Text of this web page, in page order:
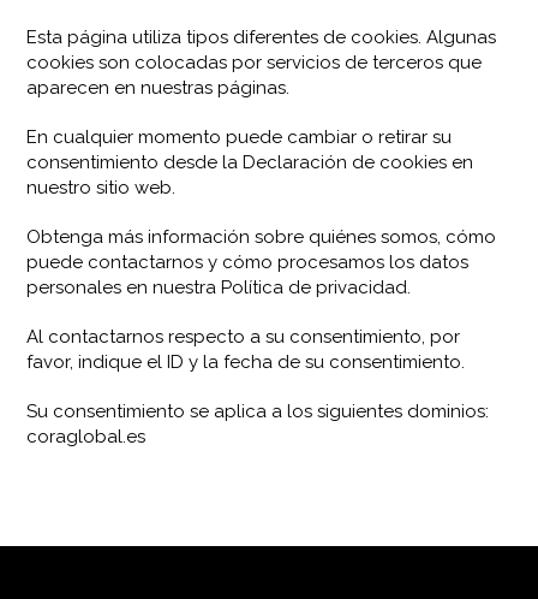
Esta página utiliza tipos diferentes de cookies. Algunas
cookies son colocadas por servicios de terceros que
aparecen en nuestras páginas.
En cualquier momento puede cambiar o retirar su
consentimiento desde la Declaración de cookies en
nuestro sitio web.
Obtenga más información sobre quiénes somos, cómo
puede contactarnos y cómo procesamos los datos
personales en nuestra Política de privacidad.
Al contactarnos respecto a su consentimiento, por
favor, indique el ID y la fecha de su consentimiento.
Su consentimiento se aplica a los siguientes dominios:
coraglobal.es